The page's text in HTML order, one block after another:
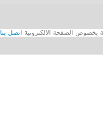
اتصل بنا